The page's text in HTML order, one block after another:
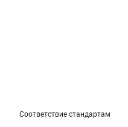
Соответствие стандартам